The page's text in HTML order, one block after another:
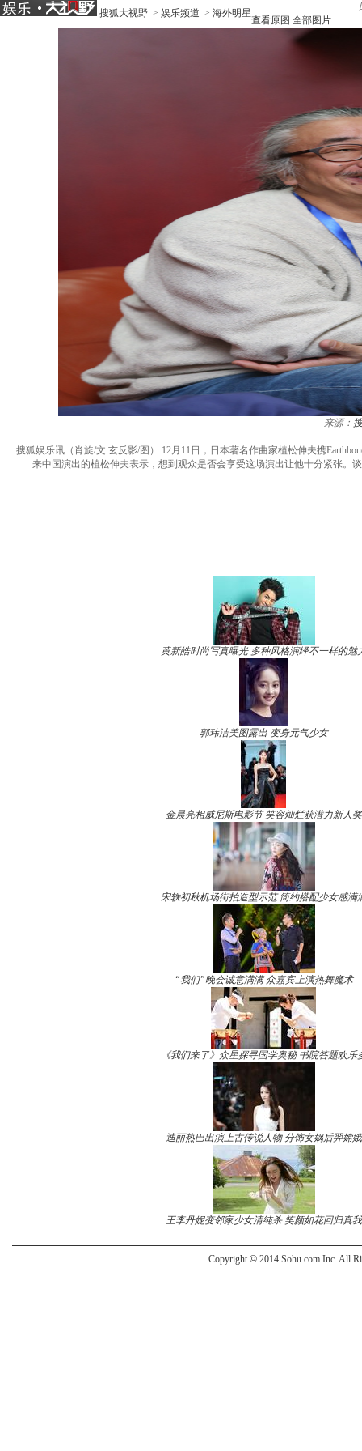
搜狐大视野 > 娱乐频道 > 海外明星
查看原图 全部图片
来源：
搜狐娱乐讯（肖旋/文 玄反影/图） 12月11日，日本著名作曲家植松伸夫携
来中国演出的植松伸夫表示，想到观众是否会享受这场演出让他十分紧张。
黄新皓时尚写真曝光 多种风格演绎不一样的魅
郭玮洁美图露出 变身元气少女
金晨亮相威尼斯电影节 笑容灿烂获潜力新人奖
宋轶初秋机场街拍造型示范 简约搭配少女感满
“我们”晚会诚意满满 众嘉宾上演热舞魔术
《我们来了》众星探寻国学奥秘 书院答题欢乐
迪丽热巴出演上古传说人物 分饰女娲后羿嫦娥
王李丹妮变邻家少女清纯杀 笑颜如花回归真我
Copyright © 2014 Sohu.com Inc. All